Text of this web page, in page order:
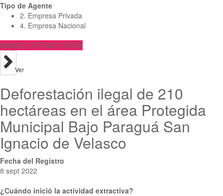
Tipo de Agente
2. Empresa Privada
4. Empresa Nacional
AVANCE EXTRACTIVISTA
Ver
Deforestación ilegal de 210
hectáreas en el área Protegida
Municipal Bajo Paraguá San
Ignacio de Velasco
Fecha del Registro
8 sept 2022
¿Cuándo inició la actividad extractiva?